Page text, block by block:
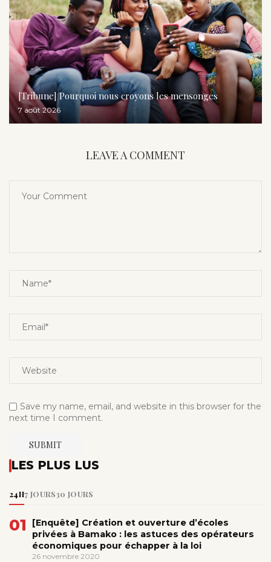
[Tribune] Pourquoi nous croyons les mensonges
7 août 2026
LEAVE A COMMENT
Save my name, email, and website in this browser for the
next time I comment.
LES PLUS LUS
24H7 JOURS30 JOURS
01
[Enquête] Création et ouverture d’écoles
privées à Bamako : les astuces des opérateurs
économiques pour échapper à la loi
26 novembre 2020